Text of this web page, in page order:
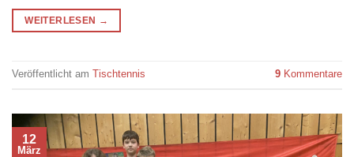
WEITERLESEN →
Veröffentlicht am Tischtennis 9 Kommentare
12
März